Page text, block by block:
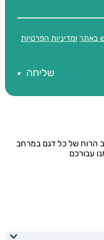
באתר ומדיניות הפרטיות
הרוח של כל דגם במרחב
עבורכם